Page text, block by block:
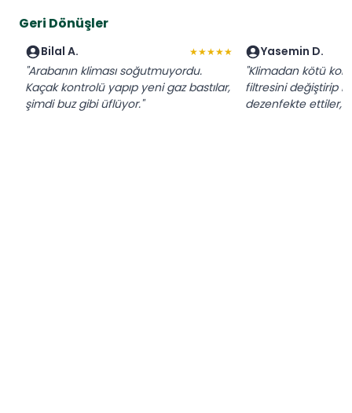
Geri Dönüşler
Bilal A. ★★★★★
"Arabanın kliması soğutmuyordu.
Kaçak kontrolü yapıp yeni gaz bastılar,
şimdi buz gibi üflüyor."
Yasemin D.
"Klimadan kötü
filtresini değiştirip
dezenfekte ettiler,